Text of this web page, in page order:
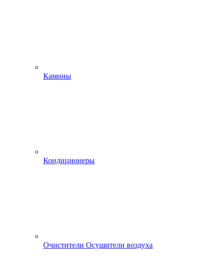
Камины
Кондиционеры
Очистители Осушители воздуха